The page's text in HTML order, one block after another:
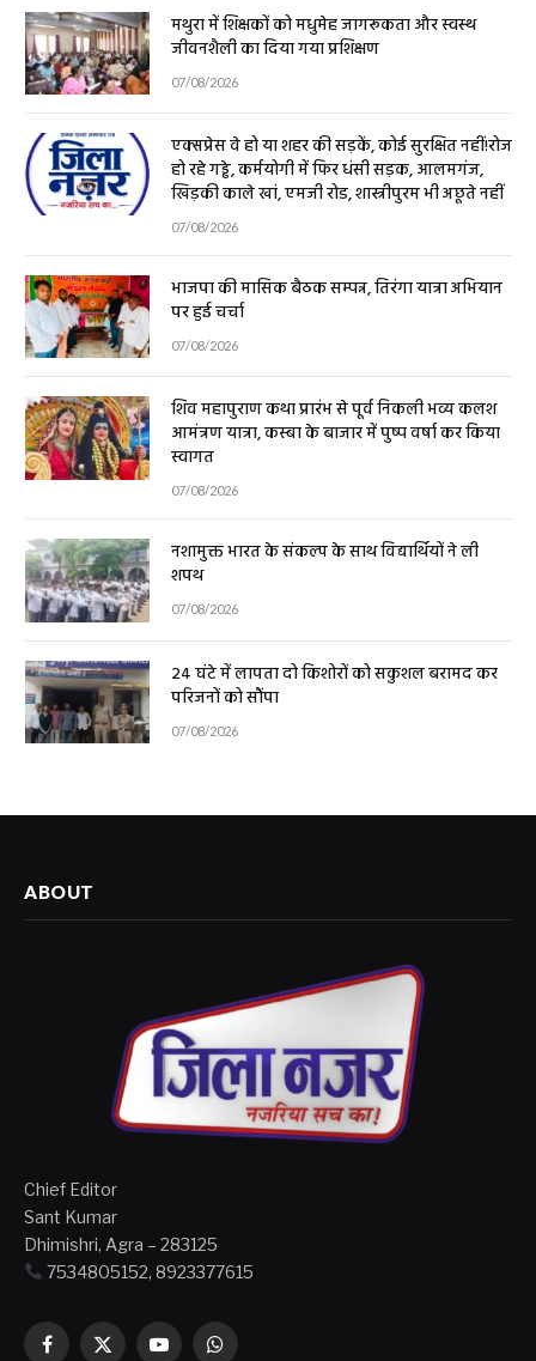
मथुरा में शिक्षकों को मधुमेह जागरूकता और स्वस्थ
जीवनशैली का दिया गया प्रशिक्षण
07/08/2026
एक्सप्रेस वे हो या शहर की सड़कें, कोई सुरक्षित नहीं!रोज
हो रहे गड्ढे, कर्मयोगी में फिर धंसी सड़क, आलमगंज,
खिड़की काले खां, एमजी रोड, शास्त्रीपुरम भी अछूते नहीं
07/08/2026
भाजपा की मासिक बैठक सम्पन्न, तिरंगा यात्रा अभियान
पर हुई चर्चा
07/08/2026
शिव महापुराण कथा प्रारंभ से पूर्व निकली भव्य कलश
आमंत्रण यात्रा, कस्बा के बाजार में पुष्प वर्षा कर किया
स्वागत
07/08/2026
नशामुक्त भारत के संकल्प के साथ विद्यार्थियों ने ली
शपथ
07/08/2026
24 घंटे में लापता दो किशोरों को सकुशल बरामद कर
परिजनों को सौंपा
07/08/2026
ABOUT
Chief Editor
Sant Kumar
Dhimishri, Agra – 283125
7534805152, 8923377615
Facebook
X
YouTubeWhatsApp